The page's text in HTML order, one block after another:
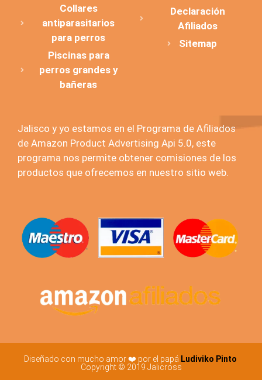
Collares
antiparasitarios
para perros
Piscinas para
perros grandes y
bañeras
Declaración
Afiliados
Sitemap
Jalisco y yo estamos en el Programa de Afiliados
de Amazon Product Advertising Api 5.0, este
programa nos permite obtener comisiones de los
productos que ofrecemos en nuestro sitio web.
Diseñado con mucho amor ❤️ por el papá Ludiviko Pinto
Copyright © 2019 Jalicross